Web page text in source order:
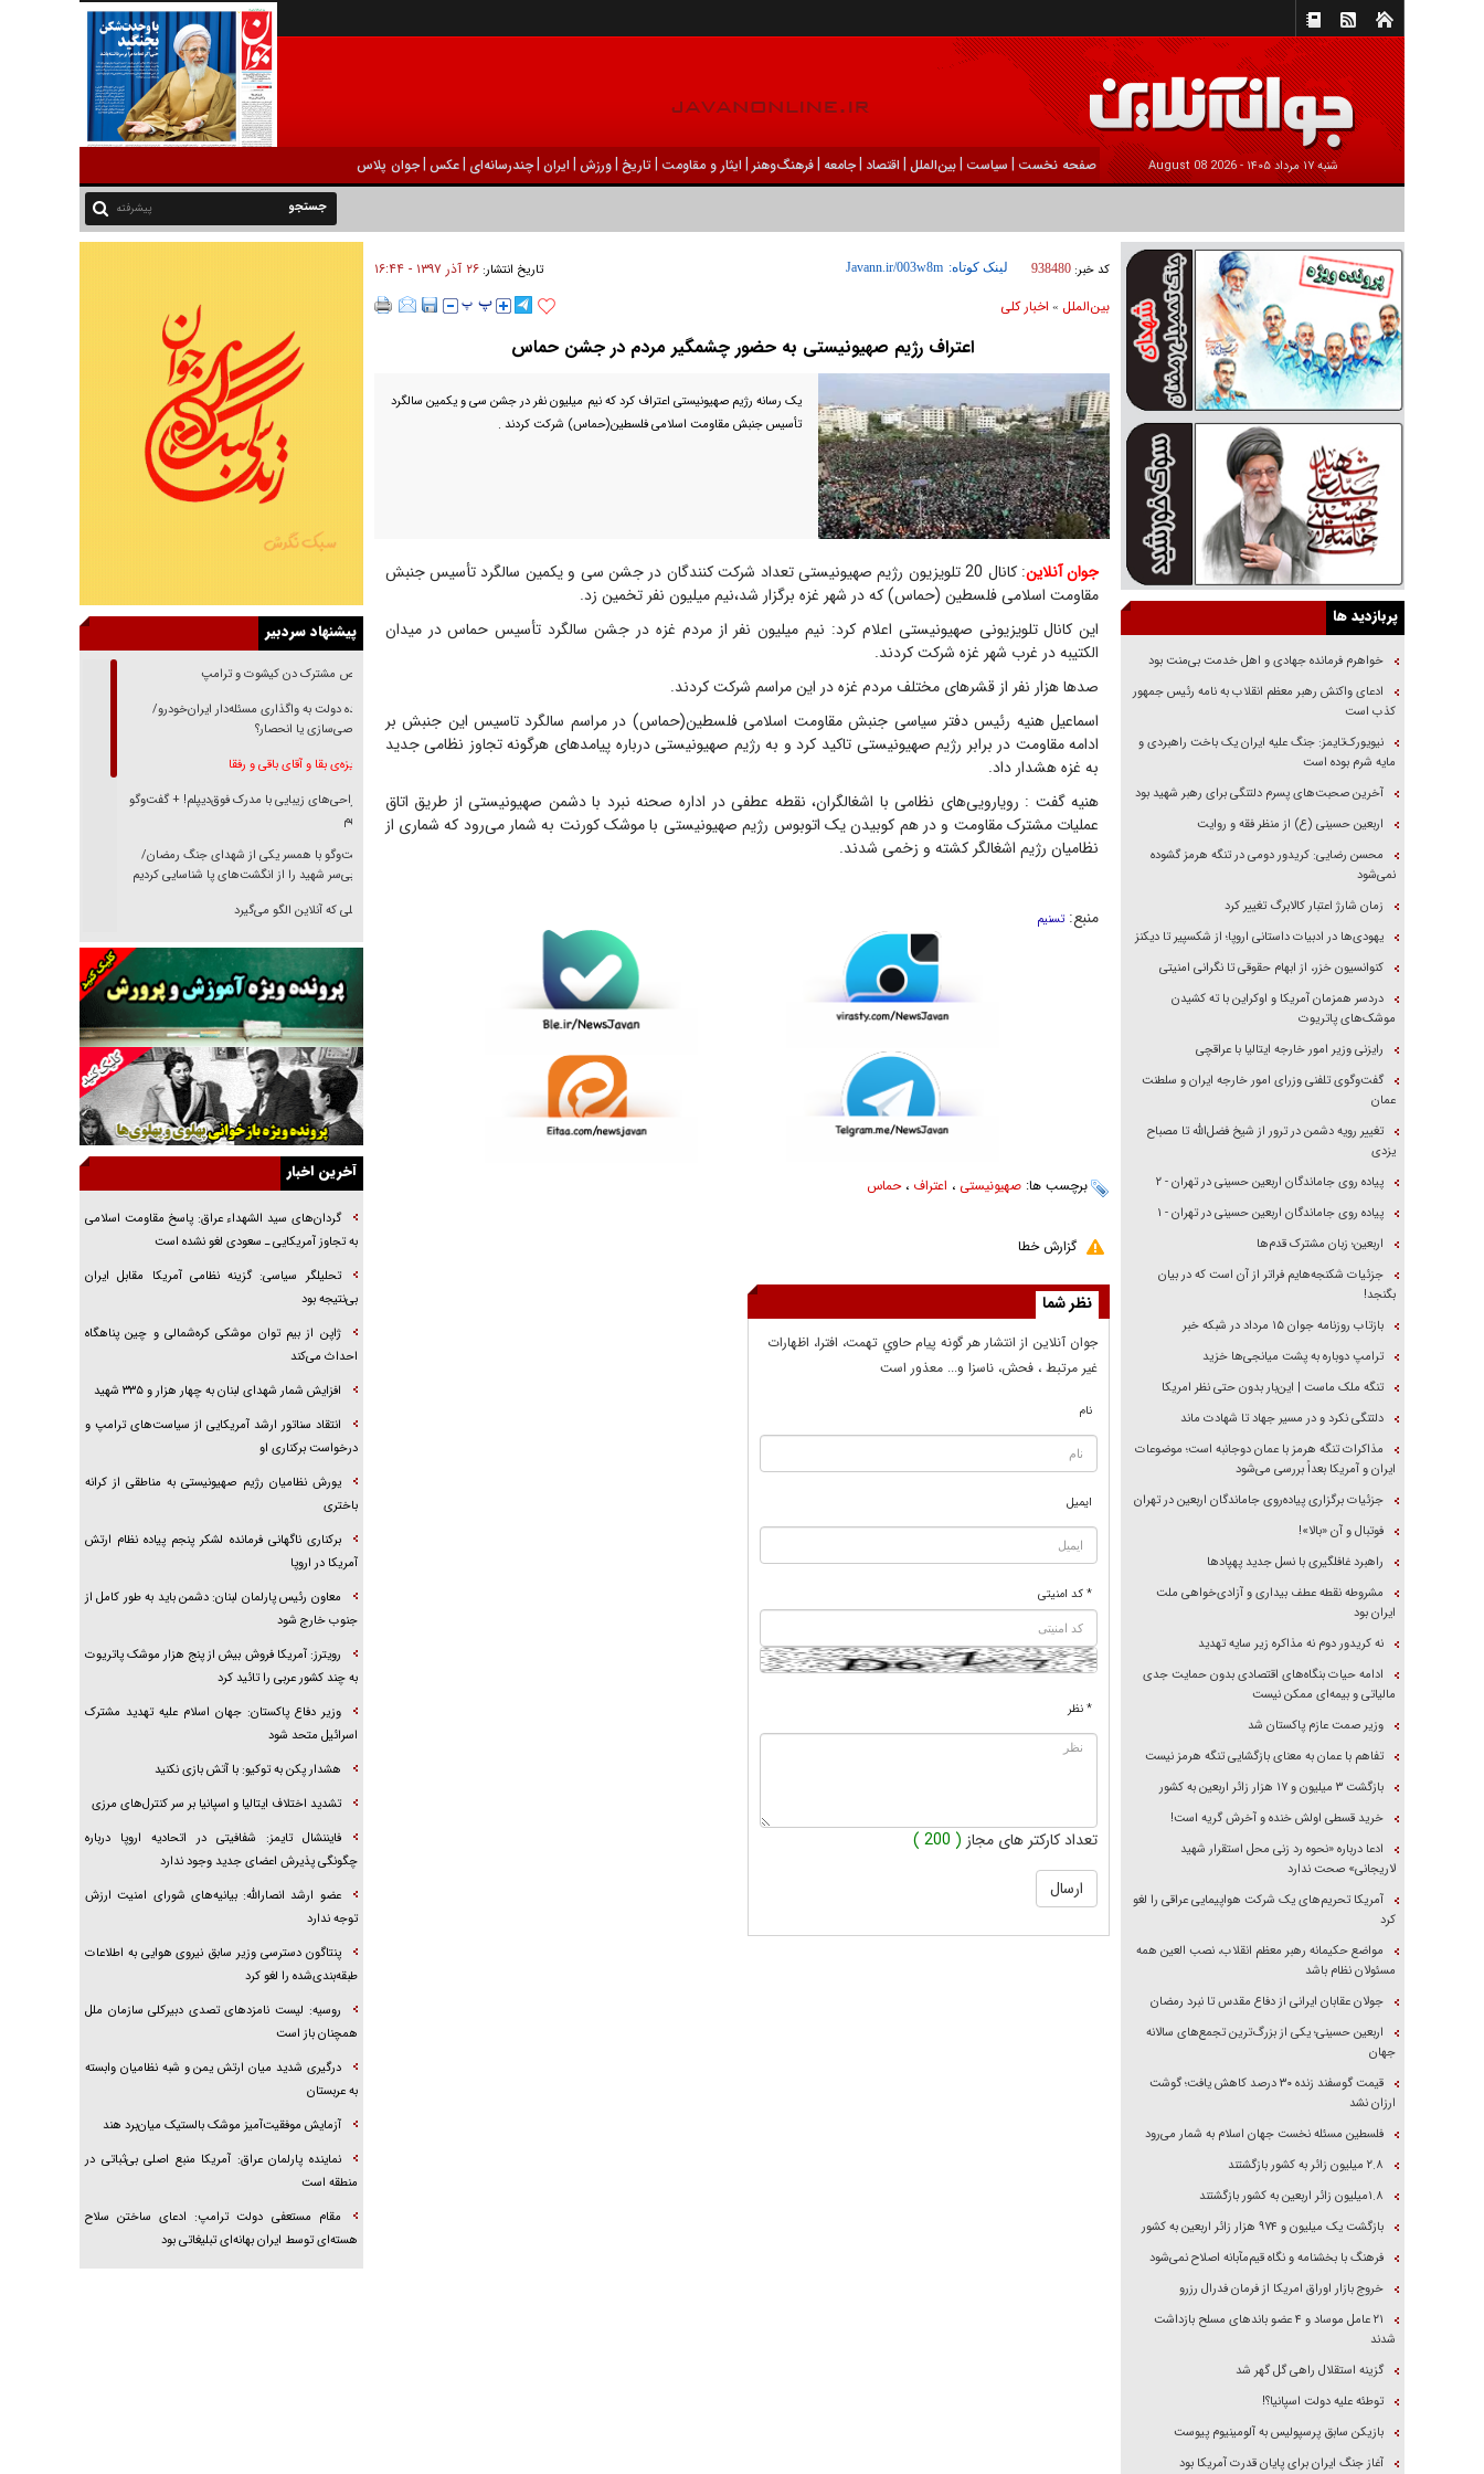
شنبه ۱۷ مرداد ۱۴۰۵ - 2026 August 08 صفحه نخست | سیاست |بين‌الملل | اقتصاد |جامعه |فرهنگ‌و‌هنر | ایثار و مقاومت |تاریخ |ورزش | ايران |چندرسانه‌ای |عکس |جوان پلاس
پیشرفته
کد خبر: 938480 لینک کوتاه: تاریخ انتشار:۲۶ آذر ۱۳۹۷ - ۱۶:۴۴
بين‌الملل » اخبار كلی
اعتراف رژیم صهیونیستی به حضور چشمگیر مردم در جشن حماس
یک رسانه رژیم صهیونیستی اعتراف کرد که نیم میلیون نفر در جشن سی و یکمین سالگرد
تأسیس جنبش مقاومت اسلامی فلسطین(حماس) شرکت کردند ‎.
جوان آنلاین
: کانال 20 تلویزیون رژیم صهیونیستی تعداد شرکت کنندگان در جشن سی و یکمین سالگرد تأسیس جنبش
مقاومت اسلامی فلسطین (حماس) که در شهر غزه برگزار شد،نیم میلیون نفر تخمین زد.‎
این کانال تلویزیونی صهیونیستی اعلام کرد: نیم میلیون نفر از مردم غزه در جشن سالگرد تأسیس حماس در میدان
الکتیبه در غرب شهر غزه شرکت کردند.
صدها هزار نفر از قشرهای مختلف مردم غزه در این مراسم شرکت کردند.
اسماعیل هنیه رئیس دفتر سیاسی جنبش مقاومت اسلامی فلسطین(حماس) در مراسم سالگرد تاسیس این جنبش بر
ادامه مقاومت در برابر رژیم صهیونیستی تاکید کرد و به رژیم صهیونیستی درباره پیامدهای هرگونه تجاوز نظامی جدید
به غزه هشدار داد.
هنیه گفت : رویارویی‌های نظامی با اشغالگران، نقطه عطفی در اداره صحنه نبرد با دشمن صهیونیستی از طریق اتاق
عملیات مشترک مقاومت و در هم کوبیدن یک اتوبوس رژیم صهیونیستی با موشک کورنت به شمار می‌رود که شماری از
نظامیان رژیم اشغالگر کشته و زخمی شدند.
منبع: تسنیم
برچسب ها: صهیونیستی ، اعتراف ،حماس
گزارش خطا
نظر شما
جوان آنلاين از انتشار هر گونه پيام حاوي تهمت، افترا، اظهارات
غير مرتبط ، فحش، ناسزا و... معذور است
نام
ایمیل
* کد امنیتی
* نظر
تعداد کارکتر های مجاز ( 200 )
پربازدید ها
خواهرم فرمانده جهادی و اهل خدمت بی‌منت بود
ادعای واکنش رهبر معظم انقلاب به نامه رئیس جمهور
کذب است
نیویورک‌تایمز: جنگ علیه ایران یک باخت راهبردی و
مایه شرم بوده است
آخرین صحبت‌های پسرم دلتنگی برای رهبر شهید بود
اربعین حسینی (ع) از منظر فقه و روایت
محسن رضایی: کریدور دومی در تنگه هرمز گشوده
نمی‌شود
زمان شارژ اعتبار کالابرگ تغییر کرد
یهودی‌ها در ادبیات داستانی اروپا؛ از شکسپیر تا دیکنز
کنوانسیون خزر، از ابهام حقوقی تا نگرانی امنیتی
دردسر همزمان آمریکا و اوکراین با ته کشیدن
موشک‌های پاتریوت
رایزنی وزیر امور خارجه ایتالیا با عراقچی
گفت‌وگوی تلفنی وزرای امور خارجه ایران و سلطنت
عمان
تغییر رویه دشمن در ترور از شیخ فضل‌الله تا مصباح
یزدی
پیاده روی جاماندگان اربعین حسینی در تهران - ۲
پیاده روی جاماندگان اربعین حسینی در تهران - ۱
اربعین؛ زبان مشترک قدم‌ها
جزئیات شکنجه‌هایم فراتر از آن است که در بیان
بگنجد!
بازتاب روزنامه جوان ۱۵ مرداد در شبکه خبر
ترامپ دوباره به پشت میانجی‌ها خزید
تنگه ملک ماست | این‌بار بدون حتی نظر امریکا
دلتنگی نکرد و در مسیر جهاد تا شهادت ماند
مذاکرات تنگه هرمز با عمان دوجانبه است؛ موضوعات
ایران و آمریکا بعداً بررسی می‌شود
جزئیات برگزاری پیاده‌روی جاماندگان اربعین در تهران
فوتبال و آن «بالا»!
راهبرد غافلگیری با نسل جدید پهپاد‌ها
مشروطه نقطه عطف بیداری و آزادی‌خواهی ملت
ایران بود
نه کریدور دوم نه مذاکره زیر سایه تهدید
ادامه حیات بنگاه‌های اقتصادی بدون حمایت جدی
مالیاتی و بیمه‌ای ممکن نیست
وزیر صمت عازم پاکستان شد
تفاهم با عمان به معنای بازگشایی تنگه هرمز نیست
بازگشت ۳ میلیون و ۱۷ هزار زائر اربعین به کشور
خرید قسطی اولش خنده و آخرش گریه است!
ادعا درباره «نحوه رد زنی محل استقرار شهید
لاریجانی» صحت ندارد
آمریکا تحریم‌های یک شرکت هواپیمایی عراقی را لغو
کرد
مواضع حکیمانه رهبر معظم انقلاب، نصب العین همه
مسئولان نظام باشد
جولان عقابان ایرانی از دفاع مقدس تا نبرد رمضان
اربعین حسینی؛ یکی از بزرگ‌ترین تجمع‌های سالانه
جهان
قیمت گوسفند زنده ۳۰ درصد کاهش یافت؛ گوشت
ارزان نشد
فلسطین مسئله نخست جهان اسلام به شمار می‌رود
۲.۸ میلیون زائر به کشور بازگشتند
۱.۸میلیون زائر اربعین به کشور بازگشتند
بازگشت یک میلیون و ۹۷۴ هزار زائر اربعین به کشور
فرهنگ با بخشنامه و نگاه قیم‌مآبانه اصلاح نمی‌شود
خروج بازار اوراق امریکا از فرمان فدرال رزرو
۲۱ عامل موساد و ۴ عضو باند‌های مسلح بازداشت
شدند
گزینه استقلال راهی گل گهر شد
توطئه علیه دولت اسپانیا؟!
بازیکن سابق پرسپولیس به آلومینیوم پیوست
آغاز جنگ ایران برای پایان قدرت آمریکا بود
پیشنهاد سردبیر
رقص مشترک دن کیشوت و ترامپ
دنده دولت به واگذاری مسئله‌دار ایران‌خودرو/
خصوصی‌سازی یا انحصار؟
غریزه‌ی بقا و آقای باقی و رفقا
جراحی‌های زیبایی با مدرک فوق‌دیپلم! + گفت‌وگو
با متهم
گفت‌وگو با همسر یکی از شهدای جنگ رمضان/
پیکر بی‌سر شهید را از انگشت‌های پا شناسایی کردیم
نسلی که آنلاین الگو می‌گیرد
گفت‌وگو با آیت‌الله جاودان/ جفای مخالفان مکانت
معنوی رهبر شهید را ارتقا می‌داد
راننده مست به قانون می‌خندد
همه آقای دوربینی شده‌ایم!
قصه ناتمام سرویس مدارس
آیا مقاومت فلسطین خلع‌سلاح می‌شود؟
الگوی وحدت‌آفرین در ادراک سیاست خارجی
گفتگوی دکتر اخوان مدیرمسئول روزنامه جوان با
امام حسین (ع) کشته سیرت‌های عصر جاهلی شد
فریاد‌ها و ناله‌های دوستان مبارزدلم را آتش می‌زد
آخرین اخبار
گردان‌های سید الشهداء عراق: پاسخ مقاومت اسلامی
به تجاوز آمریکایی ـ سعودی لغو نشده است
تحلیلگر سیاسی: گزینه نظامی آمریکا مقابل ایران
بی‌نتیجه بود
ژاپن از بیم توان موشکی کره‌شمالی و چین پناهگاه
احداث می‌کند
افزایش شمار شهدای لبنان به چهار هزار و ۳۳۵ شهید
انتقاد سناتور ارشد آمریکایی از سیاست‌های ترامپ و
درخواست برکناری او
یورش نظامیان رژیم صهیونیستی به مناطقی از کرانه
باختری
برکناری ناگهانی فرمانده لشکر پنجم پیاده‌ نظام ارتش
آمریکا در اروپا
معاون رئیس پارلمان لبنان: دشمن باید به طور کامل از
جنوب خارج شود
رویترز: آمریکا فروش بیش از پنج هزار موشک پاتریوت
به چند کشور عربی را تائید کرد
وزیر دفاع پاکستان: جهان اسلام علیه تهدید مشترک
اسرائیل متحد شود
هشدار پکن به توکیو: با آتش بازی نکنید
تشدید اختلاف ایتالیا و اسپانیا بر سر کنترل‌های مرزی
فایننشال تایمز: شفافیتی در اتحادیه اروپا درباره
چگونگی پذیرش اعضای جدید وجود ندارد
عضو ارشد انصارالله: بیانیه‌های شورای امنیت ارزش
توجه ندارد
پنتاگون دسترسی وزیر سابق نیروی هوایی به اطلاعات
طبقه‌بندی‌شده را لغو کرد
روسیه: لیست نامزدهای تصدی دبیرکلی سازمان ملل
همچنان باز است
درگیری شدید میان ارتش یمن و شبه نظامیان وابسته
به عربستان
آزمایش موفقیت‌آمیز موشک بالستیک میان‌برد هند
نماینده پارلمان عراق: آمریکا منبع اصلی بی‌ثباتی در
منطقه است
مقام مستعفی دولت ترامپ: ادعای ساختن سلاح
هسته‌ای توسط ایران بهانه‌ای تبلیغاتی بود